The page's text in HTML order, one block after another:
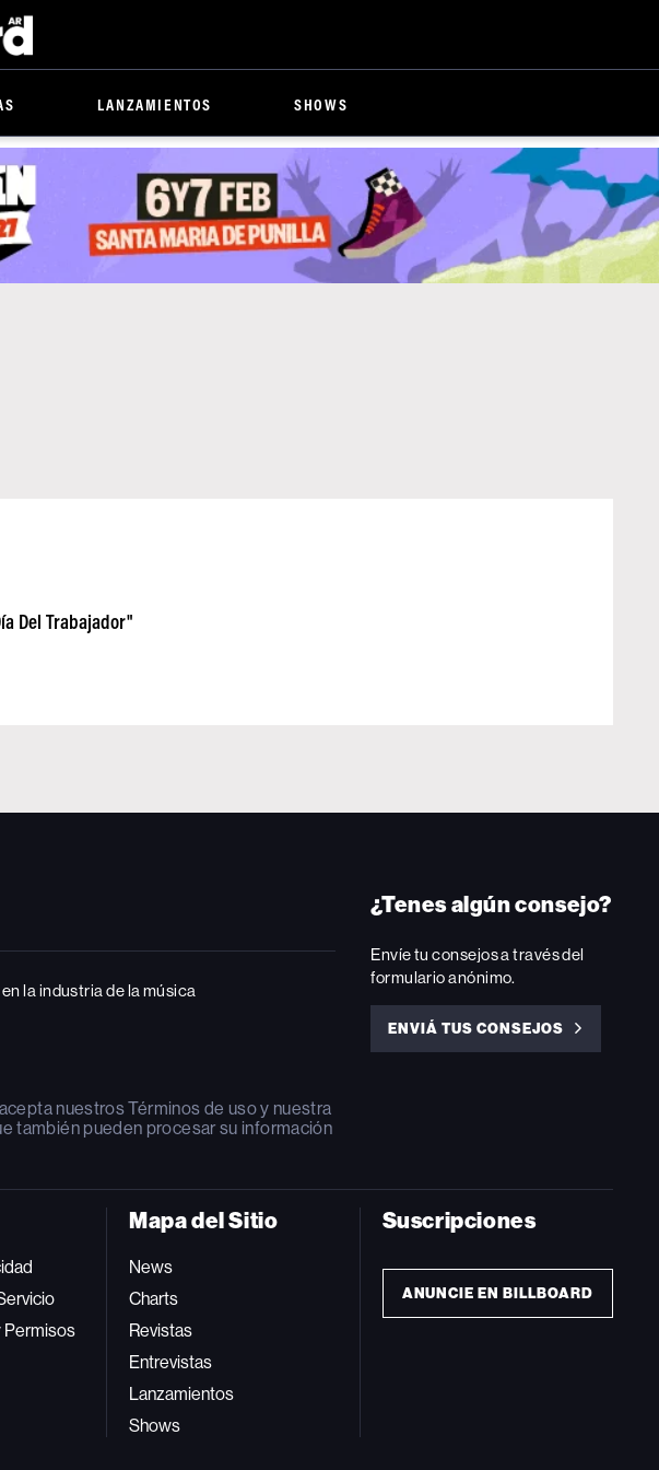
LANZAMIENTOS SHOWS
Del Trabajador"
la industria de la música
nuestrosTérminos de usoy nuestra
también pueden procesar su información
¿Tenes algún consejo?
Envíe tu consejos a través del
formulario anónimo.
ENVIÁ TUS CONSEJOS
ENVIÁ
Permisos
Mapa del Sitio
News
Charts
Revistas
Entrevistas
Lanzamientos
Shows
Suscripciones
ANUNCIE EN BILLBOARD